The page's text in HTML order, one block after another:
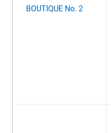
BOUTIQUE No. 2